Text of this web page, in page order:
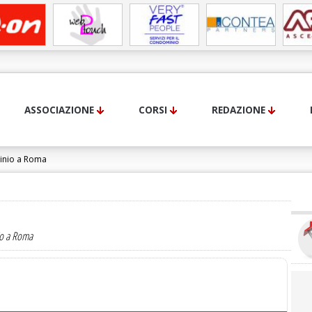
ASSOCIAZIONE CORSI REDAZIONE
a Roma
a Roma
di Condominio: